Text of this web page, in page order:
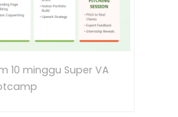
10 minggu Super VA